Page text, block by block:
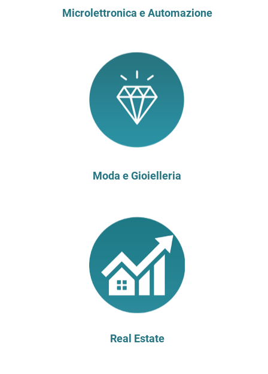
Microlettronica e Automazione
Moda e Gioielleria
Real Estate